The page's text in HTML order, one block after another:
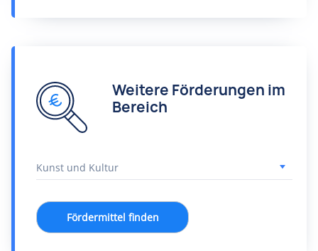
Weitere Förderungen im
Bereich
Fördermittel finden